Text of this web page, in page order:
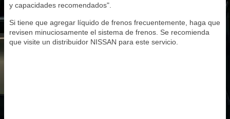
y capacidades recomendados".
Si tiene que agregar líquido de frenos frecuentemente, haga que
revisen minuciosamente el sistema de frenos. Se recomienda
que visite un distribuidor NISSAN para este servicio.